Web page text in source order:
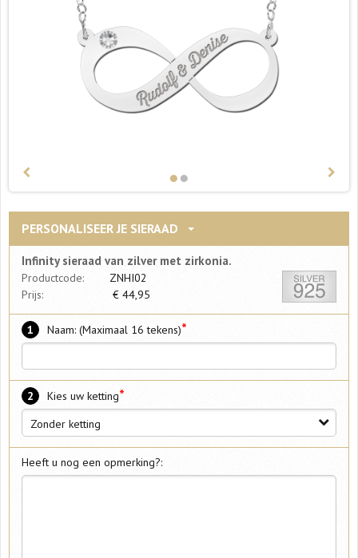
PERSONALISEER JE SIERAAD
Infinity sieraad van zilver met zirkonia.
Productcode:
ZNHI02
Prijs:
€ 44,95
1 Naam: (Maximaal 16 tekens)*
2 Kies uw ketting*
Zonder ketting
Heeft u nog een opmerking?: